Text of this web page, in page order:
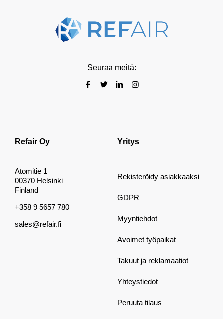
Seuraa meitä:
Refair Oy
Atomitie 1
00370 Helsinki
Finland
+358 9 5657 780
sales@refair.fi
Yritys
Rekisteröidy asiakkaaksi
GDPR
Myyntiehdot
Avoimet työpaikat
Takuut ja reklamaatiot
Yhteystiedot
Peruuta tilaus